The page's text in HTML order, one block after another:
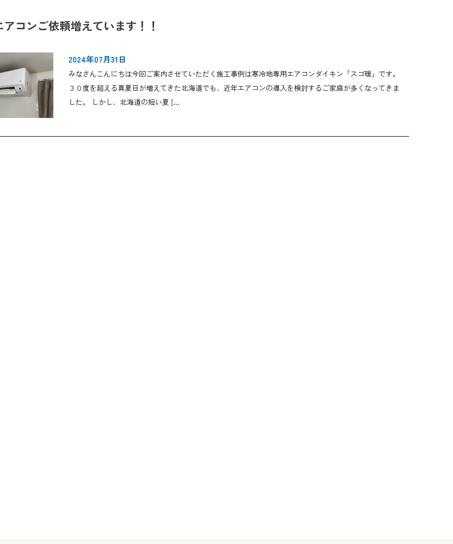
コンご依頼増えています！！
2024年07月31日
みなさんこんにちは今回ご案内させていただく施工事例は寒冷地専用エアコンダイキン「スゴ暖」です。
３０度を超える真夏日が増えてきた北海道でも、近年エアコンの導入を検討するご家庭が多くなってきま
した。 しかし、北海道の短い夏 […